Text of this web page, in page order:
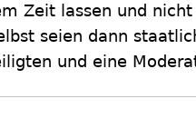
Zeit lassen und
seien dann
und eine